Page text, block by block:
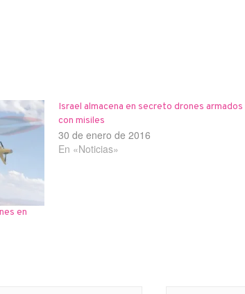
en
Israel almacena en secreto drones armados
con misiles
30 de enero de 2016
En «Noticias»